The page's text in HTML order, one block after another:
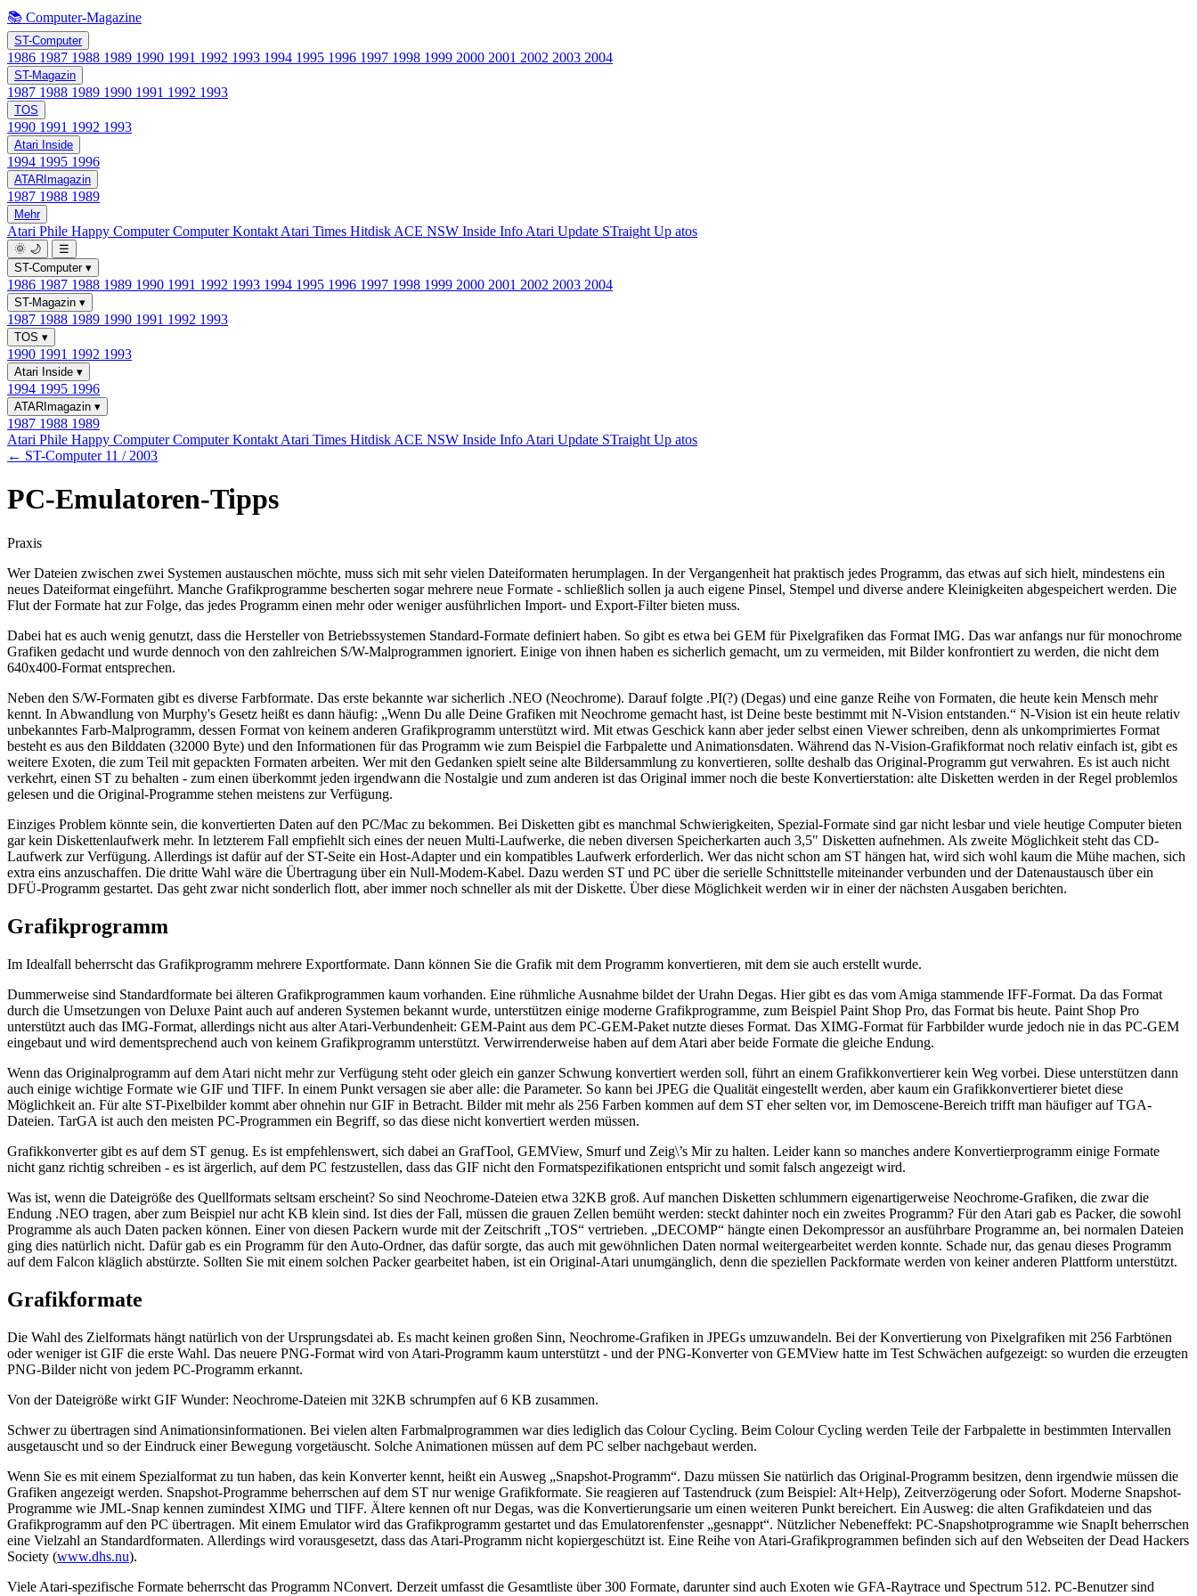
📚 Computer-Magazine
ST-Computer
1986 1987 1988 1989 1990 1991 1992 1993 1994 1995 1996 1997 1998 1999 2000 2001 2002 2003 2004
ST-Magazin
1987 1988 1989 1990 1991 1992 1993
TOS
1990 1991 1992 1993
Atari Inside
1994 1995 1996
ATARImagazin
1987 1988 1989
Mehr
Atari Phile Happy ComputerComputer Kontakt Atari Times Hitdisk ACE NSW Inside Info Atari Update STraight Up atos
🌞 🌙
☰
ST-Computer ▾
1986 1987 1988 1989 1990 1991 1992 1993 1994 1995 1996 1997 1998 1999 2000 2001 2002 2003 2004
ST-Magazin ▾
1987 1988 1989 1990 1991 1992 1993
TOS ▾
1990 1991 1992 1993
Atari Inside ▾
1994 1995 1996
ATARImagazin ▾
1987 1988 1989
Atari Phile Happy ComputerComputer Kontakt Atari Times Hitdisk ACE NSW Inside Info Atari Update STraight Up atos
← ST-Computer 11 / 2003
PC-Emulatoren-Tipps
Praxis
Wer Dateien zwischen zwei Systemen austauschen möchte, muss sich mit sehr vielen Dateiformaten herumplagen. In der Vergangenheit hat praktisch jedes Programm, das etwas auf sich hielt, mindestens ein
neues Dateiformat eingeführt. Manche Grafikprogramme bescherten sogar mehrere neue Formate - schließlich sollen ja auch eigene Pinsel, Stempel und diverse andere Kleinigkeiten abgespeichert werden. Die
Flut der Formate hat zur Folge, das jedes Programm einen mehr oder weniger ausführlichen Import- und Export-Filter bieten muss.
Dabei hat es auch wenig genutzt, dass die Hersteller von Betriebssystemen Standard-Formate definiert haben. So gibt es etwa bei GEM für Pixelgrafiken das Format IMG. Das war anfangs nur für monochrome
Grafiken gedacht und wurde dennoch von den zahlreichen S/W-Malprogrammen ignoriert. Einige von ihnen haben es sicherlich gemacht, um zu vermeiden, mit Bilder konfrontiert zu werden, die nicht dem
640x400-Format entsprechen.
Neben den S/W-Formaten gibt es diverse Farbformate. Das erste bekannte war sicherlich .NEO (Neochrome). Darauf folgte .PI(?) (Degas) und eine ganze Reihe von Formaten, die heute kein Mensch mehr
kennt. In Abwandlung von Murphy's Gesetz heißt es dann häufig: „Wenn Du alle Deine Grafiken mit Neochrome gemacht hast, ist Deine beste bestimmt mit N-Vision entstanden.“ N-Vision ist ein heute relativ
unbekanntes Farb-Malprogramm, dessen Format von keinem anderen Grafikprogramm unterstützt wird. Mit etwas Geschick kann aber jeder selbst einen Viewer schreiben, denn als unkomprimiertes Format
besteht es aus den Bilddaten (32000 Byte) und den Informationen für das Programm wie zum Beispiel die Farbpalette und Animationsdaten. Während das N-Vision-Grafikformat noch relativ einfach ist, gibt es
weitere Exoten, die zum Teil mit gepackten Formaten arbeiten. Wer mit den Gedanken spielt seine alte Bildersammlung zu konvertieren, sollte deshalb das Original-Programm gut verwahren. Es ist auch nicht
verkehrt, einen ST zu behalten - zum einen überkommt jeden irgendwann die Nostalgie und zum anderen ist das Original immer noch die beste Konvertierstation: alte Disketten werden in der Regel problemlos
gelesen und die Original-Programme stehen meistens zur Verfügung.
Einziges Problem könnte sein, die konvertierten Daten auf den PC/Mac zu bekommen. Bei Disketten gibt es manchmal Schwierigkeiten, Spezial-Formate sind gar nicht lesbar und viele heutige Computer bieten
gar kein Diskettenlaufwerk mehr. In letzterem Fall empfiehlt sich eines der neuen Multi-Laufwerke, die neben diversen Speicherkarten auch 3,5" Disketten aufnehmen. Als zweite Möglichkeit steht das CD-
Laufwerk zur Verfügung. Allerdings ist dafür auf der ST-Seite ein Host-Adapter und ein kompatibles Laufwerk erforderlich. Wer das nicht schon am ST hängen hat, wird sich wohl kaum die Mühe machen, sich
extra eins anzuschaffen. Die dritte Wahl wäre die Übertragung über ein Null-Modem-Kabel. Dazu werden ST und PC über die serielle Schnittstelle miteinander verbunden und der Datenaustausch über ein
DFÜ-Programm gestartet. Das geht zwar nicht sonderlich flott, aber immer noch schneller als mit der Diskette. Über diese Möglichkeit werden wir in einer der nächsten Ausgaben berichten.
Grafikprogramm
Im Idealfall beherrscht das Grafikprogramm mehrere Exportformate. Dann können Sie die Grafik mit dem Programm konvertieren, mit dem sie auch erstellt wurde.
Dummerweise sind Standardformate bei älteren Grafikprogrammen kaum vorhanden. Eine rühmliche Ausnahme bildet der Urahn Degas. Hier gibt es das vom Amiga stammende IFF-Format. Da das Format
durch die Umsetzungen von Deluxe Paint auch auf anderen Systemen bekannt wurde, unterstützen einige moderne Grafikprogramme, zum Beispiel Paint Shop Pro, das Format bis heute. Paint Shop Pro
unterstützt auch das IMG-Format, allerdings nicht aus alter Atari-Verbundenheit: GEM-Paint aus dem PC-GEM-Paket nutzte dieses Format. Das XIMG-Format für Farbbilder wurde jedoch nie in das PC-GEM
eingebaut und wird dementsprechend auch von keinem Grafikprogramm unterstützt. Verwirrenderweise haben auf dem Atari aber beide Formate die gleiche Endung.
Wenn das Originalprogramm auf dem Atari nicht mehr zur Verfügung steht oder gleich ein ganzer Schwung konvertiert werden soll, führt an einem Grafikkonvertierer kein Weg vorbei. Diese unterstützen dann
auch einige wichtige Formate wie GIF und TIFF. In einem Punkt versagen sie aber alle: die Parameter. So kann bei JPEG die Qualität eingestellt werden, aber kaum ein Grafikkonvertierer bietet diese
Möglichkeit an. Für alte ST-Pixelbilder kommt aber ohnehin nur GIF in Betracht. Bilder mit mehr als 256 Farben kommen auf dem ST eher selten vor, im Demoscene-Bereich trifft man häufiger auf TGA-
Dateien. TarGA ist auch den meisten PC-Programmen ein Begriff, so das diese nicht konvertiert werden müssen.
Grafikkonverter gibt es auf dem ST genug. Es ist empfehlenswert, sich dabei an GrafTool, GEMView, Smurf und Zeig\’s Mir zu halten. Leider kann so manches andere Konvertierprogramm einige Formate
nicht ganz richtig schreiben - es ist ärgerlich, auf dem PC festzustellen, dass das GIF nicht den Formatspezifikationen entspricht und somit falsch angezeigt wird.
Was ist, wenn die Dateigröße des Quellformats seltsam erscheint? So sind Neochrome-Dateien etwa 32KB groß. Auf manchen Disketten schlummern eigenartigerweise Neochrome-Grafiken, die zwar die
Endung .NEO tragen, aber zum Beispiel nur acht KB klein sind. Ist dies der Fall, müssen die grauen Zellen bemüht werden: steckt dahinter noch ein zweites Programm? Für den Atari gab es Packer, die sowohl
Programme als auch Daten packen können. Einer von diesen Packern wurde mit der Zeitschrift „TOS“ vertrieben. „DECOMP“ hängte einen Dekompressor an ausführbare Programme an, bei normalen Dateien
ging dies natürlich nicht. Dafür gab es ein Programm für den Auto-Ordner, das dafür sorgte, das auch mit gewöhnlichen Daten normal weitergearbeitet werden konnte. Schade nur, das genau dieses Programm
auf dem Falcon kläglich abstürzte. Sollten Sie mit einem solchen Packer gearbeitet haben, ist ein Original-Atari unumgänglich, denn die speziellen Packformate werden von keiner anderen Plattform unterstützt.
Grafikformate
Die Wahl des Zielformats hängt natürlich von der Ursprungsdatei ab. Es macht keinen großen Sinn, Neochrome-Grafiken in JPEGs umzuwandeln. Bei der Konvertierung von Pixelgrafiken mit 256 Farbtönen
oder weniger ist GIF die erste Wahl. Das neuere PNG-Format wird von Atari-Programm kaum unterstützt - und der PNG-Konverter von GEMView hatte im Test Schwächen aufgezeigt: so wurden die erzeugten
PNG-Bilder nicht von jedem PC-Programm erkannt.
Von der Dateigröße wirkt GIF Wunder: Neochrome-Dateien mit 32KB schrumpfen auf 6 KB zusammen.
Schwer zu übertragen sind Animationsinformationen. Bei vielen alten Farbmalprogrammen war dies lediglich das Colour Cycling. Beim Colour Cycling werden Teile der Farbpalette in bestimmten Intervallen
ausgetauscht und so der Eindruck einer Bewegung vorgetäuscht. Solche Animationen müssen auf dem PC selber nachgebaut werden.
Wenn Sie es mit einem Spezialformat zu tun haben, das kein Konverter kennt, heißt ein Ausweg „Snapshot-Programm“. Dazu müssen Sie natürlich das Original-Programm besitzen, denn irgendwie müssen die
Grafiken angezeigt werden. Snapshot-Programme beherrschen auf dem ST nur wenige Grafikformate. Sie reagieren auf Tastendruck (zum Beispiel: Alt+Help), Zeitverzögerung oder Sofort. Moderne Snapshot-
Programme wie JML-Snap kennen zumindest XIMG und TIFF. Ältere kennen oft nur Degas, was die Konvertierungsarie um einen weiteren Punkt bereichert. Ein Ausweg: die alten Grafikdateien und das
Grafikprogramm auf den PC übertragen. Mit einem Emulator wird das Grafikprogramm gestartet und das Emulatorenfenster „gesnappt“. Nützlicher Nebeneffekt: PC-Snapshotprogramme wie SnapIt beherrschen
eine Vielzahl an Standardformaten. Allerdings wird vorausgesetzt, dass das Atari-Programm nicht kopiergeschützt ist. Eine Reihe von Atari-Grafikprogrammen befinden sich auf den Webseiten der Dead Hackers
Society (www.dhs.nu).
Viele Atari-spezifische Formate beherrscht das Programm NConvert. Derzeit umfasst die Gesamtliste über 300 Formate, darunter sind auch Exoten wie GFA-Raytrace und Spectrum 512. PC-Benutzer sind